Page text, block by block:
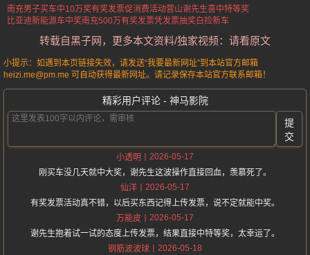
南充男子买车中10万奖有奖发票促消费活动营山谢先生喜中特等奖
比亚迪新能源车中奖南充500万有奖发票凭发票抽奖白捡新车
转载自黑子网，更多本文资料/独家视频：请看原文
小提示：如遇到本页链接失效，请发送“我要最新网址”到本站官方邮箱
heizi.me@pm.me 可自动获得最新网址。请记录保存本站官方联系邮箱！
精彩用户评论 - 神马影院
提
交
小透明
2026-05-17
刚买车没几天就中大奖，谢先生这波操作直接回血，羡慕死了。
仙洋
2026-05-17
有奖发票活动真不错，以后买东西记得上传发票，说不定就能中奖。
万能皮
2026-05-17
谢先生抱着试一试的态度上传发票，结果直接中特等奖，太幸运了。
钢筋波波球
2026-05-18